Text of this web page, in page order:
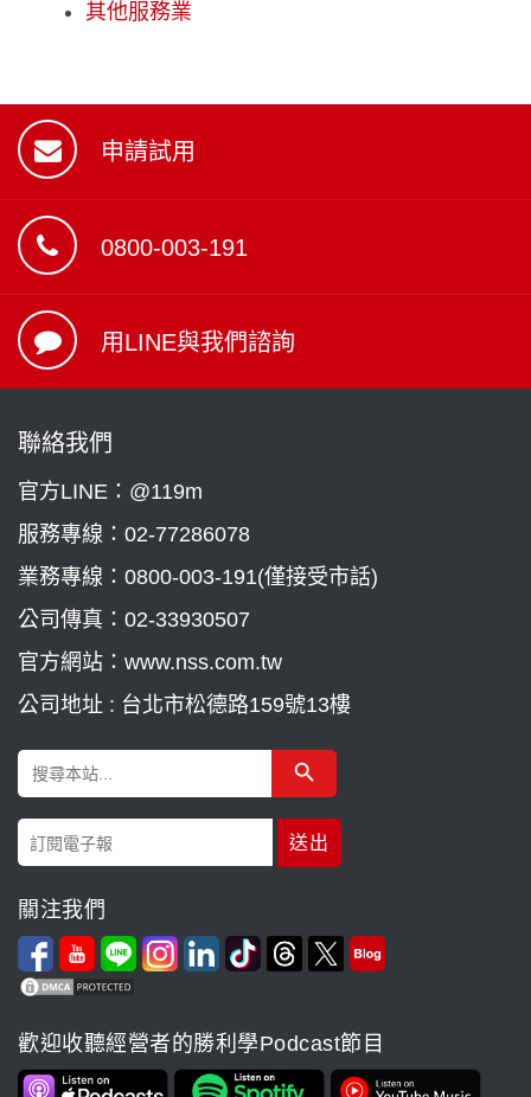
其他服務業
申請試用
0800-003-191
用LINE與我們諮詢
聯絡我們
官方LINE：@119m
服務專線： 02-77286078
業務專線： 0800-003-191(僅接受市話)
公司傳真：02-33930507
官方網站：www.nss.com.tw
公司地址 : 台北市松德路159號13樓
Search
for:
Search Button
關注我們
歡迎收聽經營者的勝利學Podcast節目